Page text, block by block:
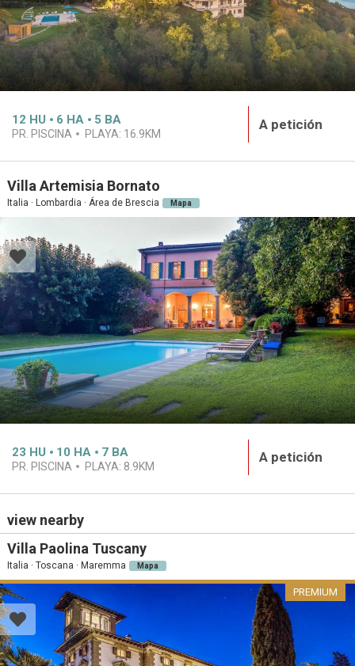
12 HU 6 HA 5 BA
PR. PISCINA PLAYA: 16.9KM
A petición
Villa Artemisia Bornato
Italia · Lombardia · Área de Brescia Mapa
23 HU 10 HA 7 BA
PR. PISCINA PLAYA: 8.9KM
A petición
view nearby
Villa Paolina Tuscany
Italia · Toscana · Maremma Mapa
PREMIUM